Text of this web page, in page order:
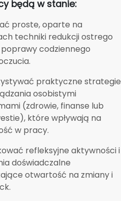
będą w stanie:
proste, oparte na
techniki redukcji ostrego
codziennego
praktyczne strategie
osobistymi
(zdrowie, finanse lub
które wpływają na
w pracy.
refleksyjne aktywności i
doświadczalne
otwartość na zmiany i